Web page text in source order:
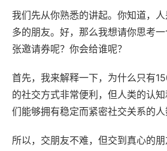
我们先从你熟悉的讲起。你知道，
多的朋友。好，那么我想请你思考
张邀请券呢？你会给谁呢？
首先，我来解释一下，为什么只有
的社交方式非常便利，但人类的认
们能够拥有稳定而紧密社交关系的人
所以，交朋友不难，但交到真心的